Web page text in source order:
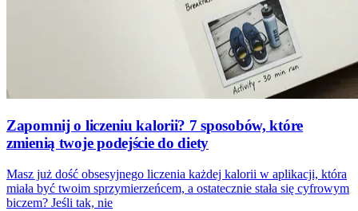
Zapomnij o liczeniu kalorii? 7 sposobów, które
zmienią twoje podejście do diety
Masz już dość obsesyjnego liczenia każdej kalorii w aplikacji, która
miała być twoim sprzymierzeńcem, a ostatecznie stała się cyfrowym
biczem? Jeśli tak, nie